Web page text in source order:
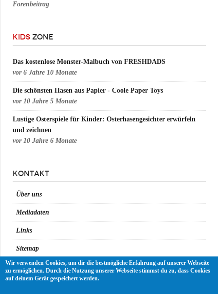
Forenbeitrag
KIDS ZONE
Das kostenlose Monster-Malbuch von FRESHDADS
vor 6 Jahre 10 Monate
Die schönsten Hasen aus Papier - Coole Paper Toys
vor 10 Jahre 5 Monate
Lustige Osterspiele für Kinder: Osterhasengesichter erwürfeln
und zeichnen
vor 10 Jahre 6 Monate
KONTAKT
Über uns
Mediadaten
Links
Sitemap
Impressum
Wir verwenden Cookies, um dir die bestmögliche Erfahrung auf unserer Webseite
zu ermöglichen. Durch die Nutzung unserer Webseite stimmst du zu, dass Cookies
auf deinem Gerät gespeichert werden.